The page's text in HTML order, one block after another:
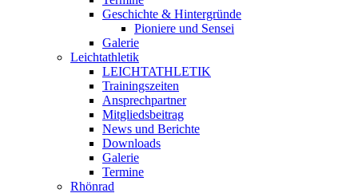
Geschichte & Hintergründe
Pioniere und Sensei
Galerie
Leichtathletik
LEICHTATHLETIK
Trainingszeiten
Ansprechpartner
Mitgliedsbeitrag
News und Berichte
Downloads
Galerie
Termine
Rhönrad